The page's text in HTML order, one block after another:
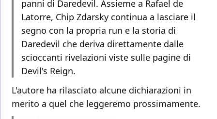
panni di Daredevil. Assieme a Rafael de
Latorre, Chip Zdarsky continua a lasciare il
segno con la propria run e la storia di
Daredevil che deriva direttamente dalle
scioccanti rivelazioni viste sulle pagine di
Devil's Reign.
L'autore ha rilasciato alcune dichiarazioni in
merito a quel che leggeremo prossimamente.